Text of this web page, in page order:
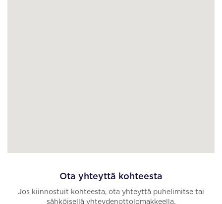
Ota yhteyttä kohteesta
Jos kiinnostuit kohteesta, ota yhteyttä puhelimitse tai
sähköisellä yhteydenottolomakkeella.